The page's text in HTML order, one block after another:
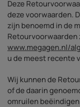
Deze
deze voorwaarden.
zijn benoemd in de
Retourvoorwaarden
www.megagen.nl/
u de meest recente
Wij kunnen de
of de daarin
omruilen